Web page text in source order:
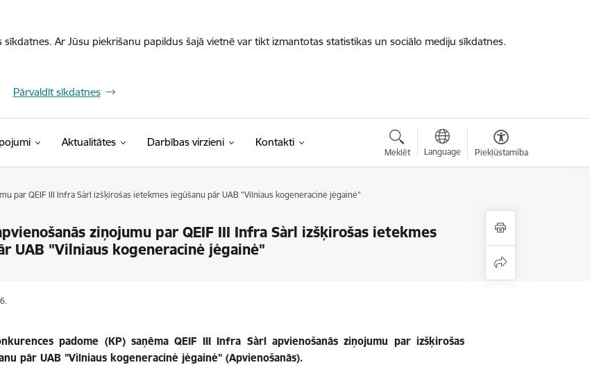
Ar Jūsu piekrišanu papildus šajā vietnē var tikt izmantotas statistikas un sociālo mediju sīkdatnes.
Pārvaldīt sīkdatnes
Aktualitātes Darbības virzieni Kontakti
Meklēt Language Piekļūstamība
par QEIF III Infra Sàrl izšķirošas ietekmes iegūšanu pār UAB "Vilniaus kogeneracinė jėgainė"
ziņojumu par QEIF III Infra Sàrl izšķirošas ietekmes
UAB "Vilniaus kogeneracinė jėgainė"
padome (KP) saņēmaQEIF III Infra Sàrl apvienošanās ziņojumu par izšķirošas
pār UAB "Vilniaus kogeneracinė jėgainė" (Apvienošanās).